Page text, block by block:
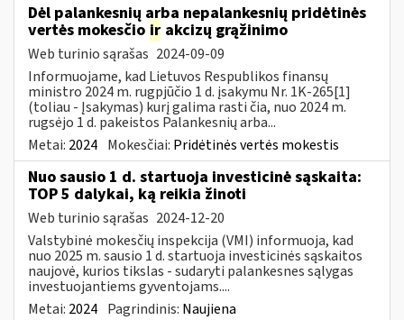
Dėl palankesnių arba nepalankesnių pridėtinės
vertės mokesčio ir akcizų grąžinimo
Web turinio sąrašas 2024-09-09
Informuojame, kad Lietuvos Respublikos finansų
ministro 2024 m. rugpjūčio 1 d. įsakymu Nr. 1K-265[1]
(toliau - Įsakymas) kurį galima rasti čia, nuo 2024 m.
rugsėjo 1 d. pakeistos Palankesnių arba...
Metai: 2024 Mokesčiai: Pridėtinės vertės mokestis
Nuo sausio 1 d. startuoja investicinė sąskaita:
TOP 5 dalykai, ką reikia žinoti
Web turinio sąrašas 2024-12-20
Valstybinė mokesčių inspekcija (VMI) informuoja, kad
nuo 2025 m. sausio 1 d. startuoja investicinės sąskaitos
naujovė, kurios tikslas - sudaryti palankesnes sąlygas
investuojantiems gyventojams....
Metai: 2024 Pagrindinis: Naujiena